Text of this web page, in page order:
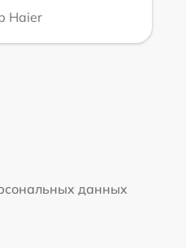
Haier
данных